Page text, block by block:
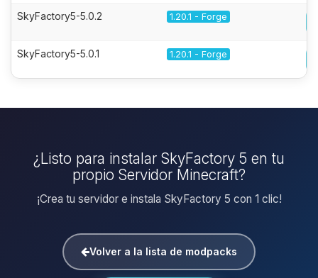
SkyFactory5-5.0.2 1.20.1 - Forge
SkyFactory5-5.0.1 1.20.1 - Forge
¿Listo para instalar SkyFactory 5 en tu
propio Servidor Minecraft?
¡Crea tu servidor e instala SkyFactory 5 con 1 clic!
Volver a la lista de modpacks